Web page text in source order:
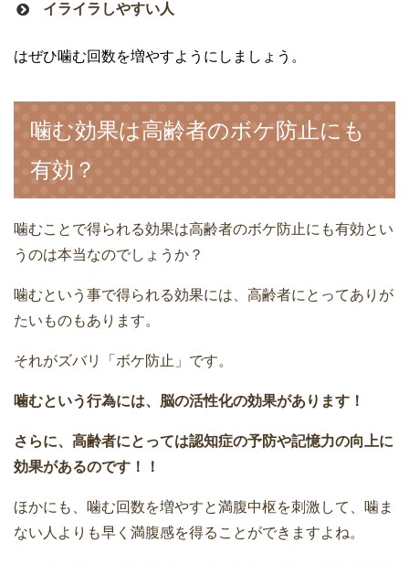
イライラしやすい人
はぜひ噛む回数を増やすようにしましょう。
噛む効果は高齢者のボケ防止にも
有効？
噛むことで得られる効果は高齢者のボケ防止にも有効とい
うのは本当なのでしょうか？
噛むという事で得られる効果には、高齢者にとってありが
たいものもあります。
それがズバリ「ボケ防止」です。
噛むという行為には、脳の活性化の効果があります！
さらに、高齢者にとっては認知症の予防や記憶力の向上に
効果があるのです！！
ほかにも、噛む回数を増やすと満腹中枢を刺激して、噛ま
ない人よりも早く満腹感を得ることができますよね。